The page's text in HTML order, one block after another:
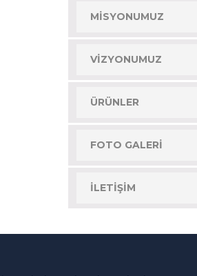
MISYONUMUZ
VIZYONUMUZ
ÜRÜNLER
FOTO GALERI
İLETIŞIM